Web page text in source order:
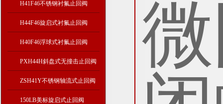
H41F46不锈钢衬氟止回阀
H44F46旋启式衬氟止回阀
H40F46浮球式衬氟止回阀
PXH44H斜盘式无撞击止回阀
ZSH41Y不锈钢轴流式止回阀
150LB美标旋启式止回阀